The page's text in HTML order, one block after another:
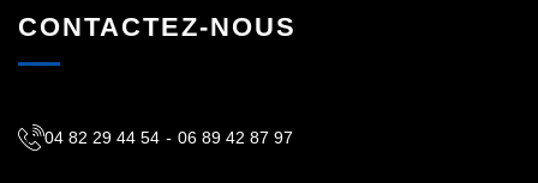
CONTACTEZ-NOUS
04 82 29 44 54 - 06 89 42 87 97